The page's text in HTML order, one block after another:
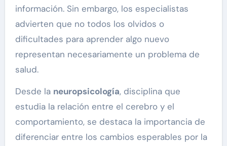
información. Sin embargo, los especialistas
advierten que no todos los olvidos o
dificultades para aprender algo nuevo
representan necesariamente un problema de
salud.
Desde la neuropsicología, disciplina que
estudia la relación entre el cerebro y el
comportamiento, se destaca la importancia de
diferenciar entre los cambios esperables por la